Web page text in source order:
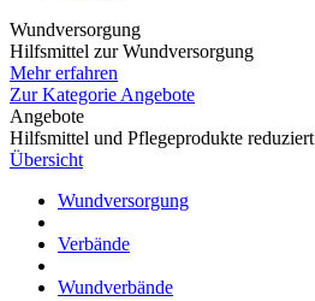
Wundversorgung
Hilfsmittel zur Wundversorgung
Mehr erfahren
Zur Kategorie Angebote
Angebote
Hilfsmittel und Pflegeprodukte reduziert
Übersicht
Wundversorgung
Verbände
Wundverbände